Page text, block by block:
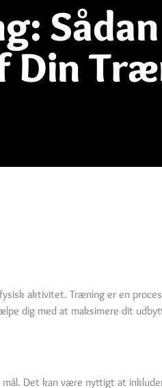
Din
aktivitet. Træning er en
dig med at maksimere dit
Det kan være nyttigt at